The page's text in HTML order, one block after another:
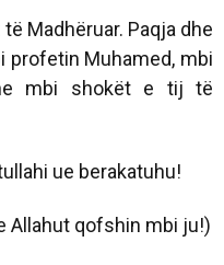
Madhëruar. Paqja dhe
profetin Muhamed, mbi
mbi shokët e tij të
ue berakatuhu!
Allahut qofshin mbi ju!)